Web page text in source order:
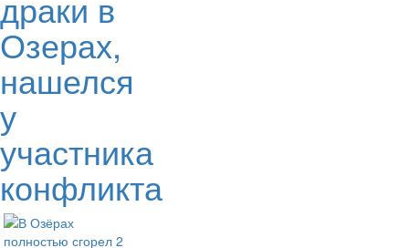
Озерах,
нашелся
у
участника
конфликта